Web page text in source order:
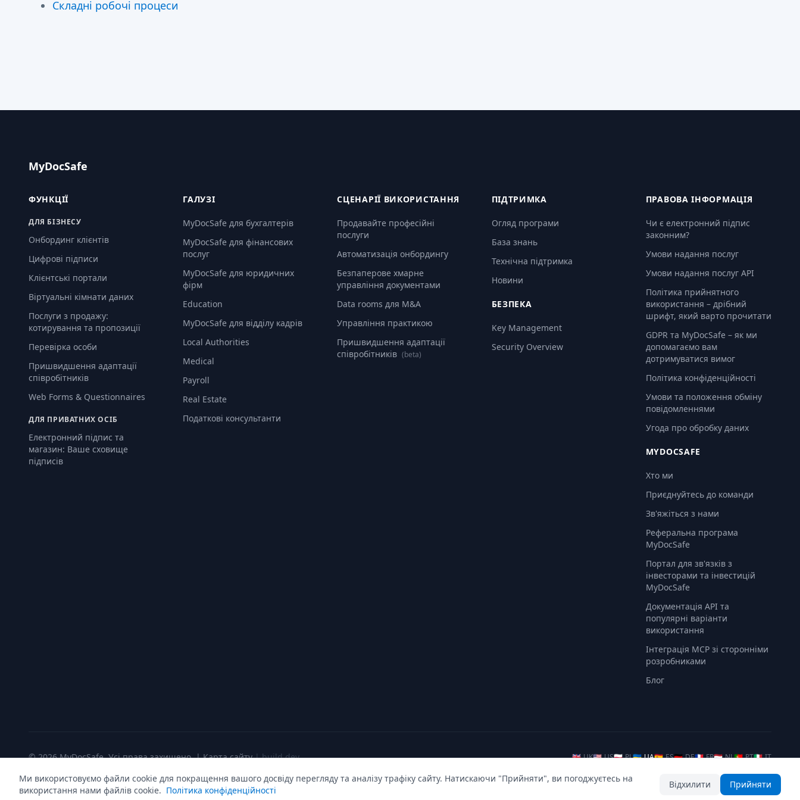
Складні робочі процеси
MyDocSafe
ФУНКЦІЇ
ДЛЯ БІЗНЕСУ
Онбординг клієнтів
Цифрові підписи
Клієнтські портали
Віртуальні кімнати даних
Послуги з продажу:
котирування та пропозиції
Перевірка особи
Пришвидшення адаптації
співробітників
Web Forms & Questionnaires
ДЛЯ ПРИВАТНИХ ОСІБ
Електронний підпис та
магазин: Ваше сховище
підписів
ГАЛУЗІ
MyDocSafe для бухгалтерів
MyDocSafe для фінансових
послуг
MyDocSafe для юридичних
фірм
Education
MyDocSafe для відділу кадрів
Local Authorities
Medical
Payroll
Real Estate
Податкові консультанти
СЦЕНАРІЇ ВИКОРИСТАННЯ
Продавайте професійні
послуги
Автоматизація онбордингу
Безпаперове хмарне
управління документами
Data rooms для M&A
Управління практикою
Пришвидшення адаптації
співробітників (beta)
ПІДТРИМКА
Огляд програми
База знань
Технічна підтримка
Новини
БЕЗПЕКА
Key Management
Security Overview
ПРАВОВА ІНФОРМАЦІЯ
Чи є електронний підпис
законним?
Умови надання послуг
Умови надання послуг API
Політика прийнятного
використання – дрібний
шрифт, який варто прочитати
GDPR та MyDocSafe – як ми
допомагаємо вам
дотримуватися вимог
Політика конфіденційності
Умови та положення обміну
повідомленнями
Угода про обробку даних
MYDOCSAFE
Хто ми
Приєднуйтесь до команди
Зв'яжіться з нами
Реферальна програма
MyDocSafe
Портал для зв'язків з
інвесторами та інвестицій
MyDocSafe
Документація API та
популярні варіанти
використання
Інтеграція MCP зі сторонніми
розробниками
Блог
© 2026 MyDocSafe. Усі права захищено. |Карта сайту | build dev 🇬🇧 UK🇺🇸 US🇵🇱 PL🇺🇦 UA🇪🇸 ES🇩🇪 DE🇫🇷 FR🇳🇱 NL🇵🇹 PT🇮🇹 IT
Ми використовуємо файли cookie для покращення вашого досвіду перегляду та аналізу трафіку сайту. Натискаючи "Прийняти", ви погоджуєтесь на
використання нами файлів cookie. Політика конфіденційності
Відхилити Прийняти